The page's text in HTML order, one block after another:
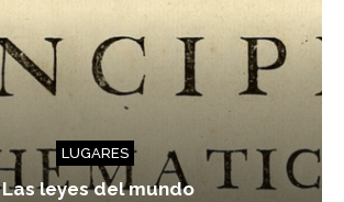
LUGARES
Las leyes del mundo